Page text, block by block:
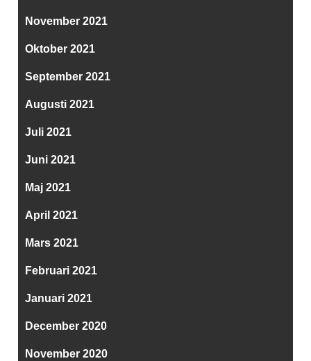
November 2021
Oktober 2021
September 2021
Augusti 2021
Juli 2021
Juni 2021
Maj 2021
April 2021
Mars 2021
Februari 2021
Januari 2021
December 2020
November 2020